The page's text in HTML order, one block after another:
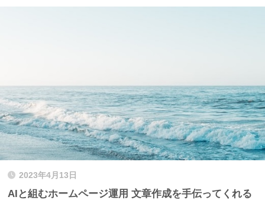
2023年4月13日
AIと組むホームページ運用 文章作成を手伝ってくれる